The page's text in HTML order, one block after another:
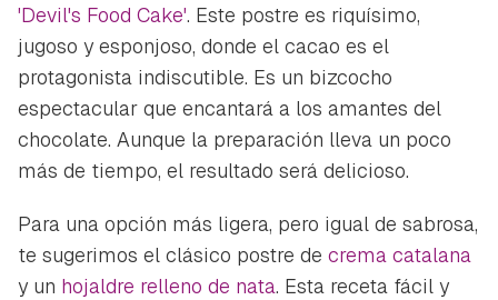
'Devil's Food Cake'. Este postre es riquísimo,
jugoso y esponjoso, donde el cacao es el
protagonista indiscutible. Es un bizcocho
espectacular que encantará a los amantes del
chocolate. Aunque la preparación lleva un poco
más de tiempo, el resultado será delicioso.
Para una opción más ligera, pero igual de sabrosa,
te sugerimos el clásico postre de crema catalana
y un hojaldre relleno de nata. Esta receta fácil y